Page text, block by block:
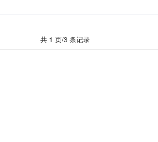
共 1 页/3 条记录